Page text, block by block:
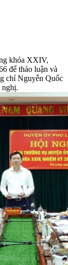
khóa XXIV,
để thảo luận và
chí Nguyễn Quốc